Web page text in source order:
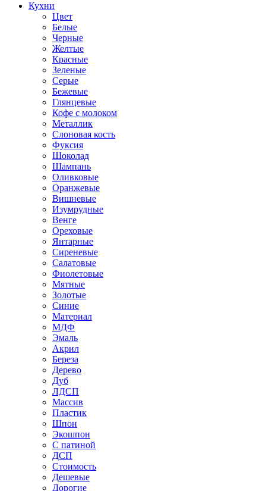
Кухни
Цвет
Белые
Черные
Желтые
Красные
Зеленые
Серые
Бежевые
Глянцевые
Кофе с молоком
Металлик
Слоновая кость
Фуксия
Шоколад
Шампань
Оливковые
Оранжевые
Вишневые
Изумрудные
Венге
Ореховые
Янтарные
Сиреневые
Салатовые
Фиолетовые
Мятные
Золотые
Синие
Материал
МДФ
Эмаль
Акрил
Береза
Дерево
Дуб
ЛДСП
Массив
Пластик
Шпон
Экошпон
С патиной
ДСП
Стоимость
Дешевые
Дорогие